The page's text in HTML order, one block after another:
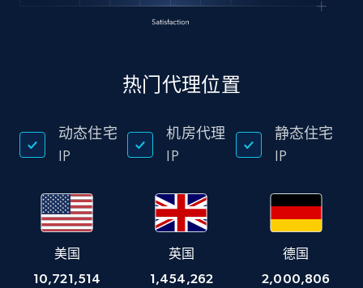
热门代理位置
动态住宅
IP
机房代理
IP
静态住宅
IP
美国
10,721,514
英国
1,454,262
德国
2,000,806